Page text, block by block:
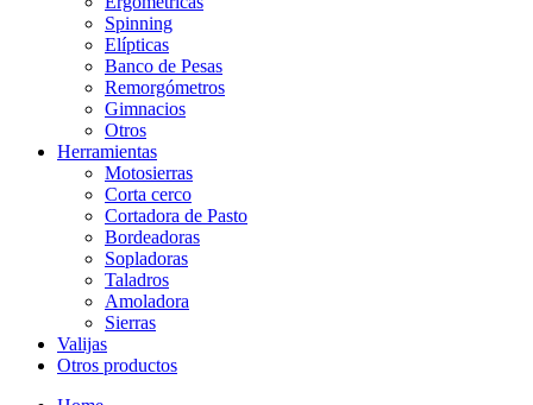
Spinning
Elípticas
Banco de Pesas
Remorgómetros
Gimnacios
Otros
Herramientas
Motosierras
Corta cerco
Cortadora de Pasto
Bordeadoras
Sopladoras
Taladros
Amoladora
Sierras
Valijas
Otros productos